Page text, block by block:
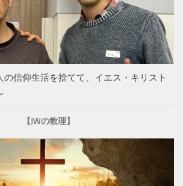
の信仰生活を捨てて、イエス・キリスト
【JWの教理】